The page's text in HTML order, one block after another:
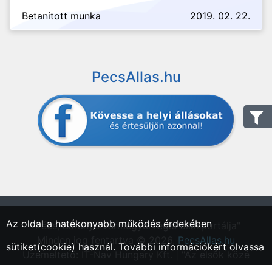
Betanított munka 2019. 02. 22.
PecsAllas.hu
"Pécs, Baranya vármegyei régió állásportálja"
Minden jog fentartva © 2026. PecsAllas.hu
Üzemeltető: IT-Nav Hungary Kft. | "Az elsők közé
Az oldal a hatékonyabb működés érdekében
sütiket(cookie) használ. További információkért olvassa